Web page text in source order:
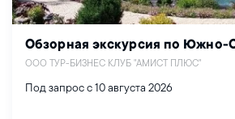
Обзорная экскурсия по Южно-
ООО ТУР-БИЗНЕС КЛУБ "АМИСТ ПЛЮС"
Под запрос с 10 августа 2026